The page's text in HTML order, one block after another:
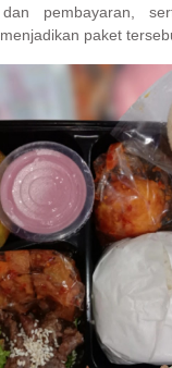
pembayaran,
paket